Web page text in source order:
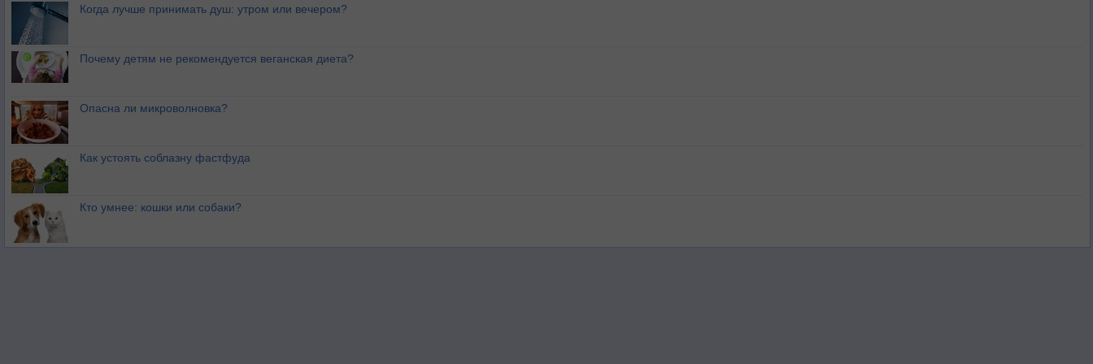
Когда лучше принимать душ: утром или вечером?
Почему детям не рекомендуется веганская диета?
Опасна ли микроволновка?
Как устоять соблазну фастфуда
Кто умнее: кошки или собаки?